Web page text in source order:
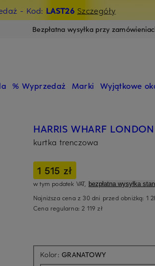
- Kod: LAST26 Szczegóły
Bezpłatna wysyłka przy
% Wyprzedaż Marki Wyjątkowe
HARRIS WHARF LONDON
kurtka trenczowa
1 515 zł
w tym podatek VAT, bezpłatna wysyłka
Najniższa cena z 30 dni przed obniżką: 1
Cena regularna:2 119 zł
Kolor:GRANATOWY